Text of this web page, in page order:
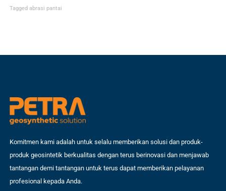
Tagged abrasi pantai
Komitmen kami adalah untuk selalu memberikan solusi dan produk-
produk geosintetik berkualitas dengan terus berinovasi dan menjawab
tantangan demi tantangan untuk terus dapat memberikan pelayanan
profesional kepada Anda.